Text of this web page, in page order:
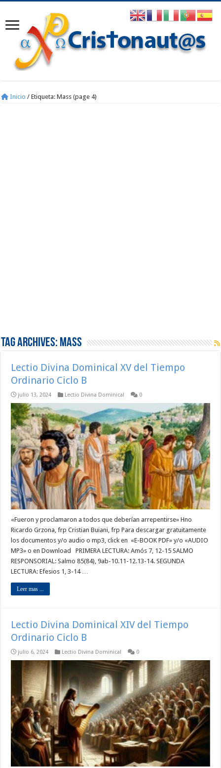
Inicio / Etiqueta:Mass (page 4)
Tag Archives: Mass
Lectio Divina Dominical XV del Tiempo
Ordinario Ciclo B
julio 13, 2024 Lectio Divina Dominical 0
«Fueron y proclamaron a todos que deberían arrepentirse» Hno
Ricardo Grzona, frp Cristian Buiani, frp Para descargar gratuitamente
los documentos y/o audio o mp3, click en «E-BOOK PDF» y/o «AUDIO
MP3» o en Download PRIMERA LECTURA: Amós 7, 12-15 SALMO
RESPONSORIAL: Salmo 85(84), 9ab-10.11-12.13-14. SEGUNDA
LECTURA: Efesios 1, 3-14 …
Leer mas ...
Lectio Divina Dominical XIV del Tiempo
Ordinario Ciclo B
julio 6, 2024 Lectio Divina Dominical 0